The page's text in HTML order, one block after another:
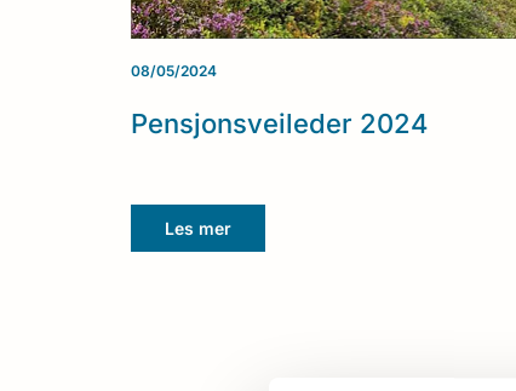
08/05/2024
Pensjonsveileder 2024
Les mer